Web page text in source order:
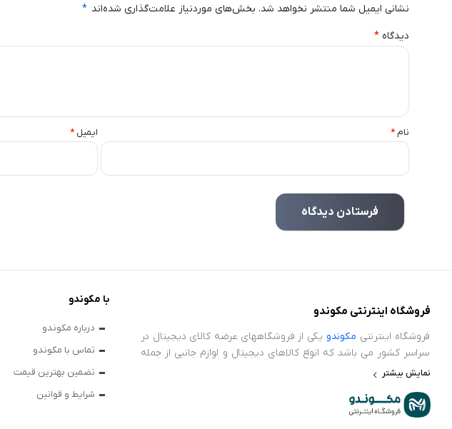
نشانی ایمیل شما منتشر نخواهد شد. بخش‌های موردنیاز علامت‌گذاری شده‌اند *
دیدگاه*
نام* ایمیل*
فروشگاه اینترنتی مکوندو
فروشگاه اینترنتی مکوندو یکی از فروشگاههای عرضه کالای دیجیتال در
سراسر کشور می باشد که انواع کالاهای دیجیتال و لوازم جانبی از جمله
ایرپاد، ساعت هوشمند، پاور بانک، محافظ صفحه نمایش، اسپیکر و
فروشگاه اینترنتی مکوندو برای اطمینان خاطر و خریدی بدون دغدغه،
ضمانت اصالت کالا و سلامت فیزیکی را برای تمامی محصولات خود در نظر
نمایش بیشتر
با مکوندو
درباره مکوندو
تماس با مکوندو
تضمین بهترین قیمت
شرایط و قوانین